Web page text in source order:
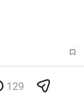
продукции
да ещё
кучу
много
лет когда по
рост и
аксиома, не
129